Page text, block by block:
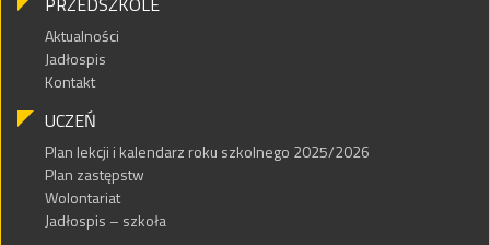
Aktualności
Jadłospis
Kontakt
UCZEŃ
Plan lekcji i kalendarz roku szkolnego 2025/2026
Plan zastępstw
Wolontariat
Jadłospis – szkoła